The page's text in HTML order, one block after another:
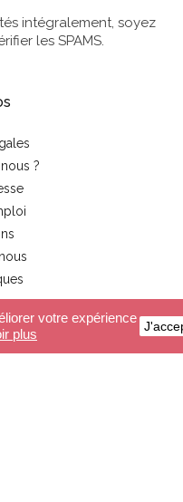
intégralement, soyez
les SPAMS.
?
votre expérience
plus